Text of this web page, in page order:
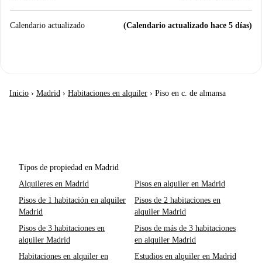
Calendario actualizado (Calendario actualizado hace 5 días)
Inicio › Madrid › Habitaciones en alquiler › Piso en c. de almansa
Tipos de propiedad en Madrid
Alquileres en Madrid
Pisos en alquiler en Madrid
Pisos de 1 habitación en alquiler
Madrid
Pisos de 2 habitaciones en
alquiler Madrid
Pisos de 3 habitaciones en
alquiler Madrid
Pisos de más de 3 habitaciones
en alquiler Madrid
Habitaciones en alquiler en
Estudios en alquiler en Madrid